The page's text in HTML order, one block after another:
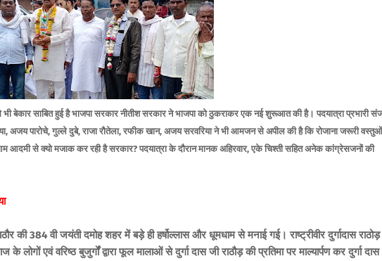
भी बेकार साबित हुई है भाजपा सरकार नीतीश सरकार ने भाजपा को ठुकराकर एक नई शुरूआत की है। पदयात्रा प्रभारी
अजय पारोचे, गुल्ले दुबे, राजा रौतेला, रफीक खान, अजय सरवरिया ने भी आमजन से अपील की है कि रोजाना जरूरी
से क्यो मजाक कर रही है सरकार? पदयात्रा के दौरान मानक अहिरवार, एके चिश्ती सहित अनेक कांग्रेसजनों की
की 384 वी जयंती दमोह शहर में बड़े ही हर्षोल्लास और धूमधाम से मनाई गई। राष्ट्रीवीर दुर्गादास
एवं वरिष्ठ बुजुर्गों द्वारा फूल मालाओं से दुर्गा दास जी राठौड़ की प्रतिमा पर माल्यार्पण कर दुर्गा